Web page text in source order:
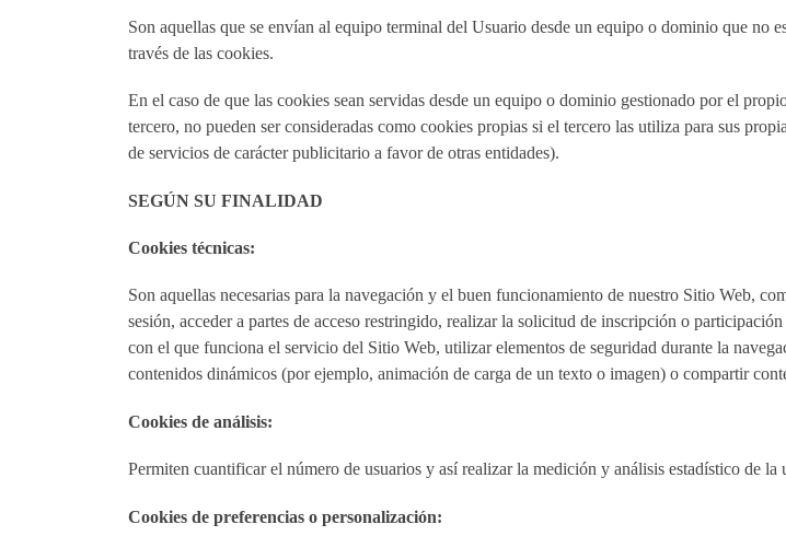
Son aquellas que se envían al equipo terminal del Usuario desde un equipo o dominio que no
través de las cookies.
En el caso de que las cookies sean servidas desde un equipo o dominio gestionado por el
tercero, no pueden ser consideradas como cookies propias si el tercero las utiliza para sus
de servicios de carácter publicitario a favor de otras entidades).
SEGÚN SU FINALIDAD
Cookies técnicas:
Son aquellas necesarias para la navegación y el buen funcionamiento de nuestro Sitio Web,
sesión, acceder a partes de acceso restringido, realizar la solicitud de inscripción o
con el que funciona el servicio del Sitio Web, utilizar elementos de seguridad durante la
contenidos dinámicos (por ejemplo, animación de carga de un texto o imagen) o compartir
Cookies de análisis:
Permiten cuantificar el número de usuarios y así realizar la medición y análisis estadístico de
Cookies de preferencias o personalización: